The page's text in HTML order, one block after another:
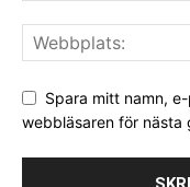
Spara mitt namn,
webbläsaren för nästa